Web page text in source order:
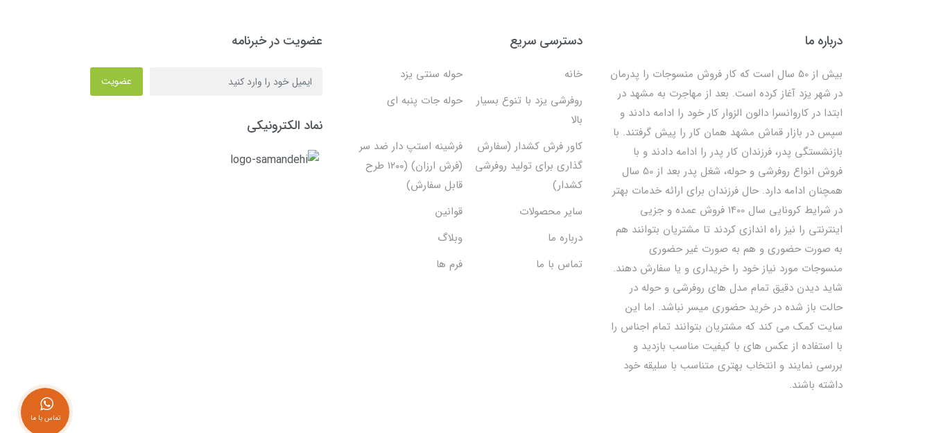
درباره ما
بیش از 50 سال است که کار فروش منسوجات را پدرمان
در شهر یزد آغاز کرده است. بعد از مهاجرت به مشهد در
ابتدا در کاروانسرا دالون الزوار کار خود را ادامه دادند و
سپس در بازار قماش مشهد همان کار را پیش گرفتند. با
بازنشستگی پدر، فرزندان کار پدر را ادامه دادند و با
فروش انواع روفرشی و حوله، شغل پدر بعد از 50 سال
همچنان ادامه دارد. حال فرزندان برای ارائه خدمات بهتر
در شرایط کرونایی سال 1400 فروش عمده و جزیی
اینترنتی را نیز راه اندازی کردند تا مشتریان بتوانند هم
به صورت حضوری و هم به صورت غیر حضوری
منسوجات مورد نیاز خود را خریداری و یا سفارش دهند.
شاید دیدن دقیق تمام مدل های روفرشی و حوله در
حالت باز شده در خرید حضوری میسر نباشد. اما این
سایت کمک می کند که مشتریان بتوانند تمام اجناس را
با استفاده از عکس های با کیفیت مناسب بازدید و
بررسی نمایند و انتخاب بهتری متناسب با سلیقه خود
داشته باشند.
دسترسی سریع
خانه
حوله سنتی یزد
روفرشی یزد با تنوع بسیار
بالا
حوله جات پنبه ای
کاور فرش کشدار (سفارش
گذاری برای تولید روفرشی
کشدار)
فرشینه استپ دار ضد سر
(فرش ارزان) (۱۲۰۰ طرح
قابل سفارش)
سایر محصولات
قوانین
درباره ما
وبلاگ
تماس با ما
فرم ها
عضویت در خبرنامه
عضویت
نماد الکترونیکی
تماس با ما